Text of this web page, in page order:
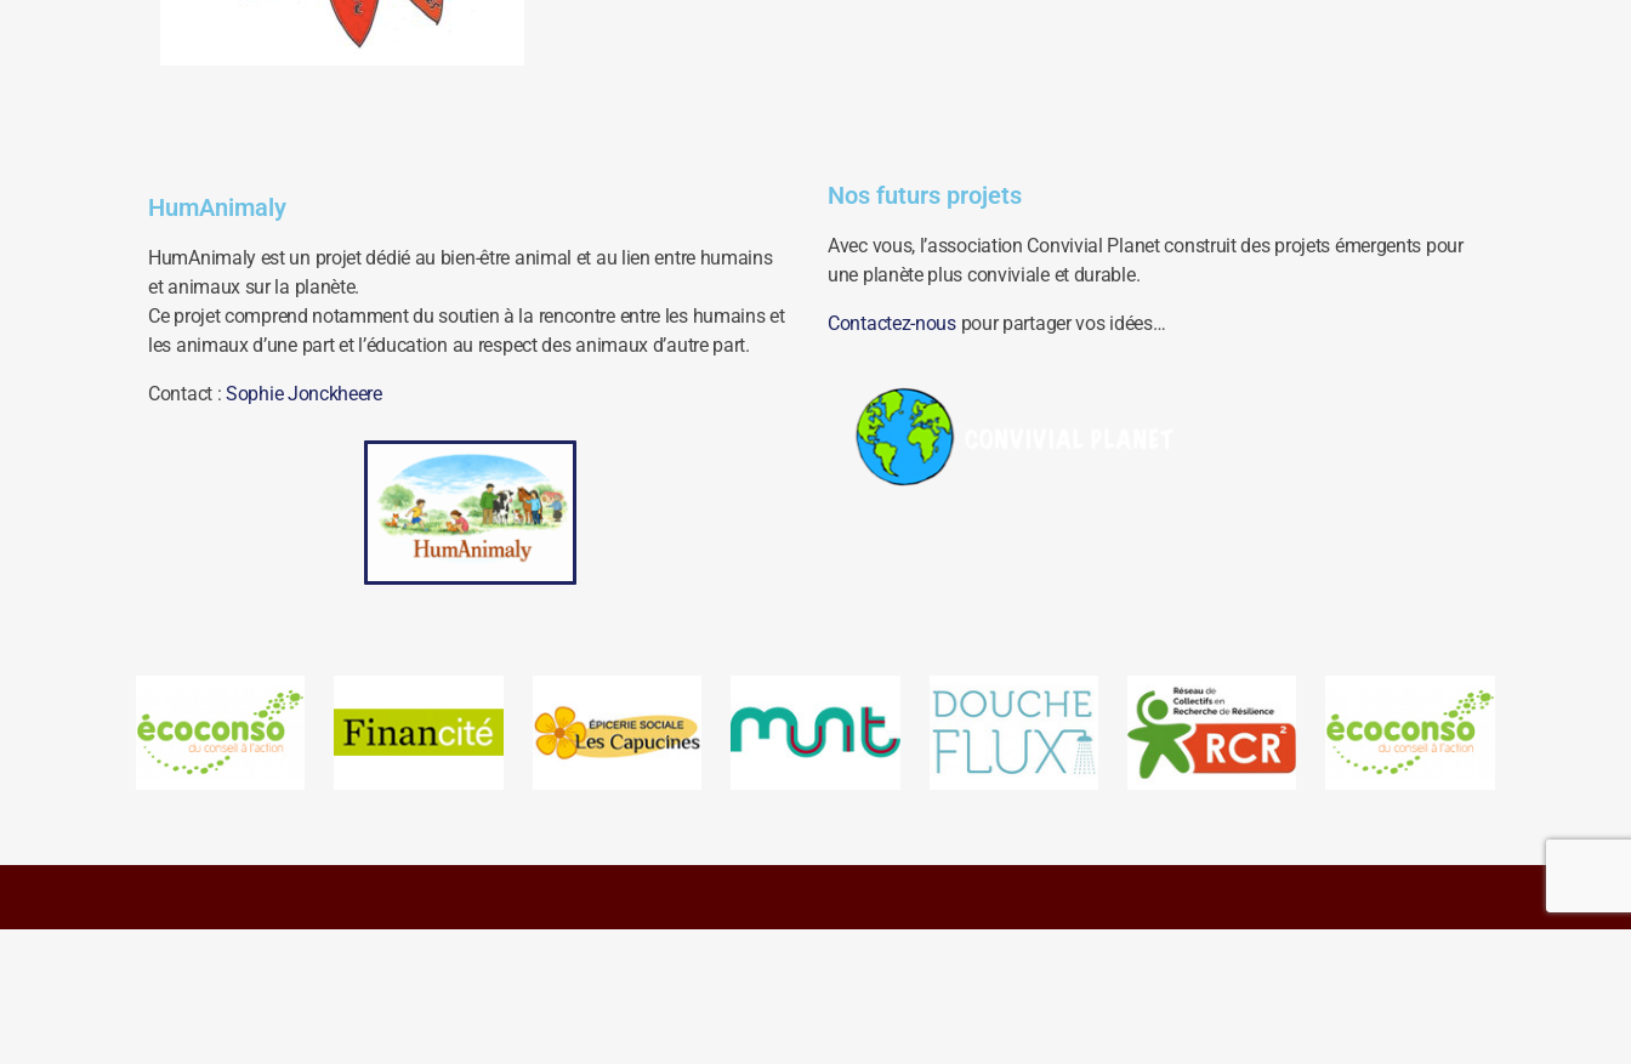
HumAnimaly
HumAnimaly est un projet dédié au bien-être animal et au lien entre humains
et animaux sur la planète.
Ce projet comprend notamment du soutien à la rencontre entre les humains et
les animaux d’une part et l’éducation au respect des animaux d’autre part.
Contact : Sophie Jonckheere
Nos futurs projets
Avec vous, l’association Convivial Planet construit des projets émergents pour
une planète plus conviviale et durable.
Contactez-nouspour partager vos idées…